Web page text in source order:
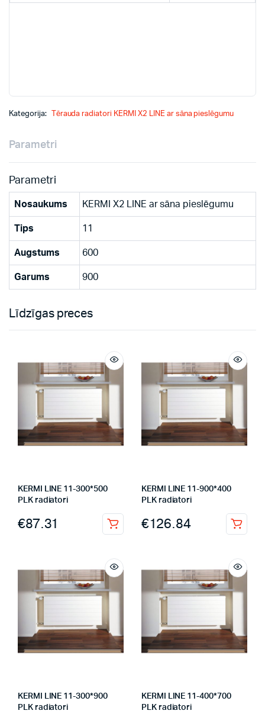
Kategorija: Tērauda radiatori KERMI X2 LINE ar sāna pieslēgumu
Parametri
Parametri
Nosaukums KERMI X2 LINE ar sāna pieslēgumu
Tips 11
Augstums 600
Garums 900
Līdzīgas preces
KERMI LINE 11-300*500
PLK radiatori
€87.31
KERMI LINE 11-900*400
PLK radiatori
€126.84
KERMI LINE 11-300*900
PLK radiatori
KERMI LINE 11-400*700
PLK radiatori